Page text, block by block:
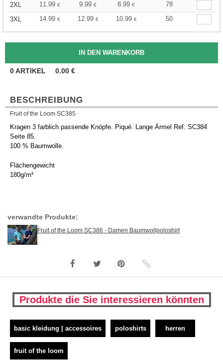
2XL
11.99 € 9.99 € 8.99 €
78
3XL
14.99 € 12.99 € 10.99 € 50
0ARTIKEL 0.00 €
BESCHREIBUNG
Fruit of the Loom SC385
Kragen 3 farblich passende Knöpfe. Piqué. Lange Ärmel Ref. SC384
Seite 85.
100 % Baumwolle.
Flächengewicht
180g/m²
verwandte Produkte:
Fruit of the Loom SC386 - Damen Baumwollpoloshirt
Produkte die Sie interessieren könnten
basic kleidung | accessoires poloshirts herren
fruit of the loom